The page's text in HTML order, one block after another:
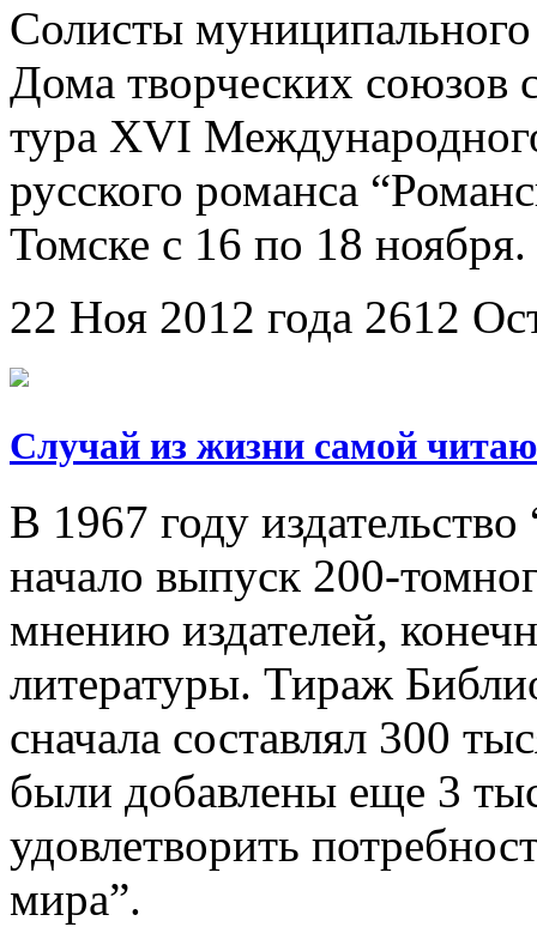
Солисты
Дома творческих союзов
тура XVI
русского романса
Томске с 16 по 18 ноября.
22 Ноя 2012 года 2612
Случай из жизни самой
В 1967 году
начало выпуск 200-
мнению издателей,
литературы. Тираж
сначала составлял 300
были добавлены еще 3
удовлетворить
мира”.